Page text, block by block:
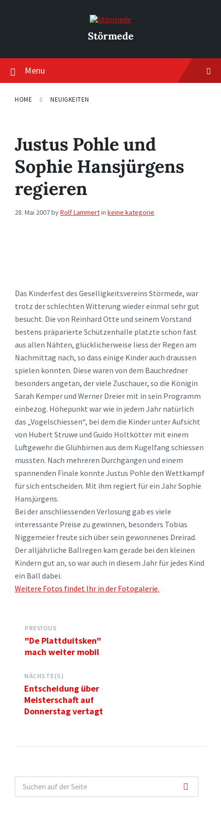
Störmede
Menu
HOME NEUIGKEITEN
Justus Pohle und
Sophie Hansjürgens
regieren
28. Mai 2007byRolf Lammertin keine kategorie
Das Kinderfest des Geselligkeitsvereins Störmede, war
trotz der schlechten Witterung wieder einmal sehr gut
besucht. Die von Reinhard Otte und seinem Vorstand
bestens präparierte Schützenhalle platzte schon fast
aus allen Nähten, glücklicherweise liess der Regen am
Nachmittag nach, so dass einige Kinder auch draussen
spielen konnten. Diese waren von dem Bauchredner
besonders angetan, der viele Zuschauer, so die Königin
Sarah Kemper und Werner Dreier mit in sein Programm
einbezog. Höhepunkt war wie in jedem Jahr natürlich
das „Vogelschiessen“, bei dem die Kinder unter Aufsicht
von Hubert Struwe und Guido Holtkötter mit einem
Luftgewehr die Glühbirnen aus dem Kugelfang schiessen
mussten. Nach mehreren Durchgängen und einem
spannenden Finale konnte Justus Pohle den Wettkampf
für sich entscheiden. Mit ihm regiert für ein Jahr Sophie
Hansjürgens.
Bei der anschliessenden Verlosung gab es viele
interessante Preise zu gewinnen, besonders Tobias
Niggemeier freute sich über sein gewonnenes Dreirad.
Der alljährliche Ballregen kam gerade bei den kleinen
Kindern gut an, so war auch in diesem Jahr für jedes Kind
ein Ball dabei.
Weitere Fotos findet Ihr in der Fotogalerie.
PREVIOUS
"De Plattduitsken"
mach weiter mobil
NÄCHSTE(S)
Entscheidung über
Meisterschaft auf
Donnerstag vertagt